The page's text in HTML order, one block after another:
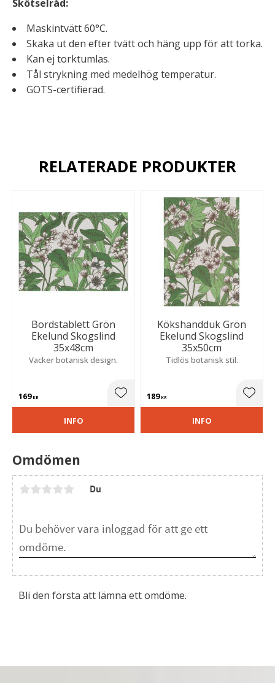
Skötselråd:
Maskintvätt 60°C.
Skaka ut den efter tvätt och häng upp för att torka.
Kan ej torktumlas.
Tål strykning med medelhög temperatur.
GOTS-certifierad.
Omdömen
Du
Bli den första att lämna ett omdöme.
RELATERADE PRODUKTER
Bordstablett Grön
Ekelund Skogslind
35x48cm
Vacker botanisk design.
169KR Lägg till i favoriter
INFO
Kökshandduk Grön
Ekelund Skogslind
35x50cm
Tidlös botanisk stil.
189KR
INFO